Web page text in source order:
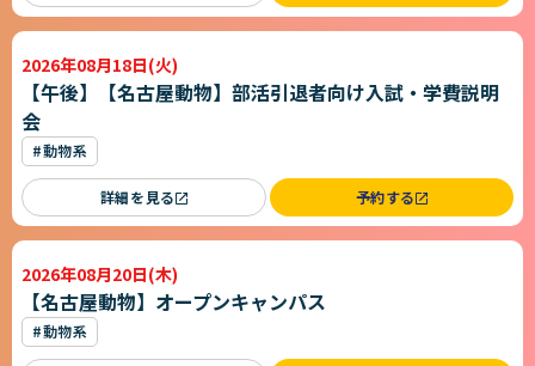
2026年08月18日(火)
【午後】【名古屋動物】部活引退者向け入試・学費説明
会
#動物系
詳細を見る 予約する
2026年08月20日(木)
【名古屋動物】オープンキャンパス
#動物系